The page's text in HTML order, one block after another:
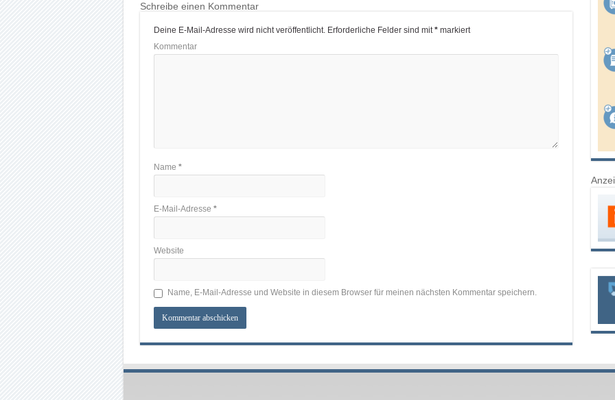
Schreibe einen Kommentar
Deine E-Mail-Adresse wird nicht veröffentlicht.Erforderliche Felder sind mit*markiert
Kommentar
Name *
E-Mail-Adresse *
Website
Name, E-Mail-Adresse und Website in diesem Browser für meinen nächsten Kommentar speichern.